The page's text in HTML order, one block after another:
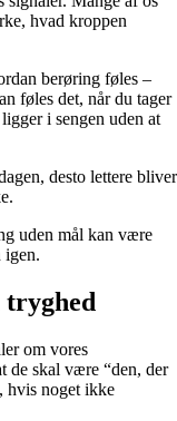
hvad kroppen
berøring føles –
føles det, når du tager
i sengen uden at
desto lettere bliver
uden mål kan være
igen.
om vores
de skal være “den, der
hvis noget ikke